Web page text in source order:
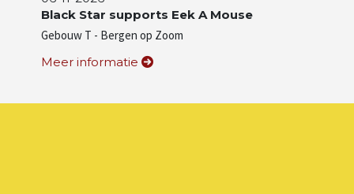
Black Star supports Eek A Mouse
Gebouw T - Bergen op Zoom
Meer informatie